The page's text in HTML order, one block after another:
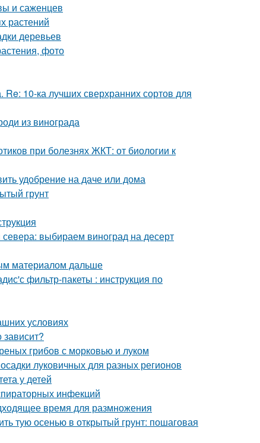
и саженцев
растений
деревьев
фото
Re: 10-ка лучших сверхранних сортов для
из винограда
при болезнях ЖКТ: от биологии к
удобрение на даче или дома
грунт
выбираем виноград на десерт
материалом дальше
фильтр-пакеты : инструкция по
условиях
грибов с морковью и луком
луковичных для разных регионов
у детей
инфекций
время для размножения
тую осенью в открытый грунт: пошаговая